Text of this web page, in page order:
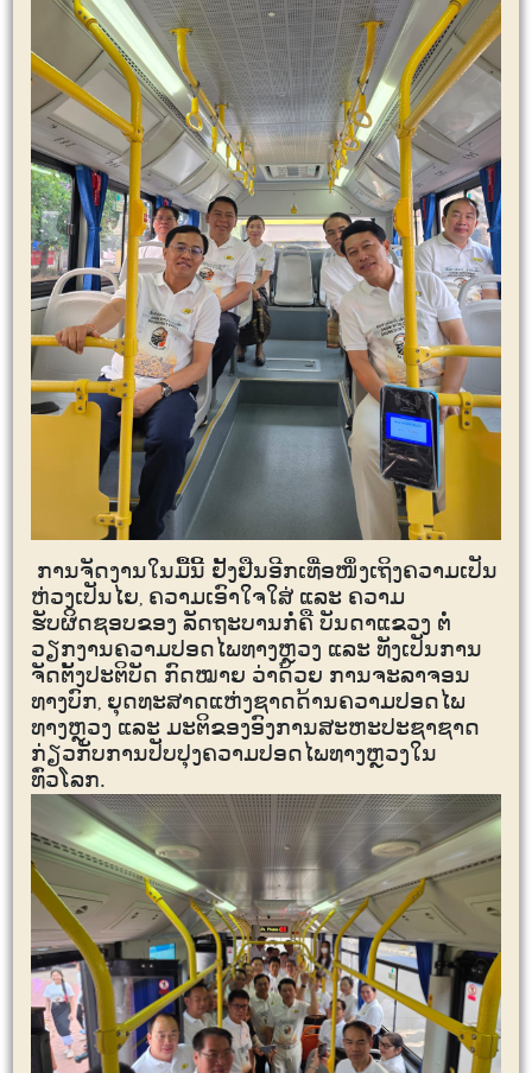
ການຈັດງານໃນມື້ນີ້ ຢັ້ງຢືນອີກເທື່ອໜຶ່ງເຖິງຄວາມເປັນ
ຫ່ວງເປັນໄຍ, ຄວາມເອົາໃຈໃສ່ ແລະ ຄວາມ
ຮັບຜິດຊອບຂອງ ລັດຖະບານກໍ່ຄື ບັນດາແຂວງ ຕໍ່
ວຽກງານຄວາມປອດໄພທາງຫຼວງ ແລະ ທັງເປັນການ
ຈັດຕັ້ງປະຕິບັດ ກົດໝາຍ ວ່າດ້ວຍ ການຈະລາຈອນ
ທາງບົກ, ຍຸດທະສາດແຫ່ງຊາດດ້ານຄວາມປອດໄພ
ທາງຫຼວງ ແລະ ມະຕິຂອງອົງການສະຫະປະຊາຊາດ
ກ່ຽວກັບການປັບປຸງຄວາມປອດໄພທາງຫຼວງໃນ
ທົ່ວໂລກ.